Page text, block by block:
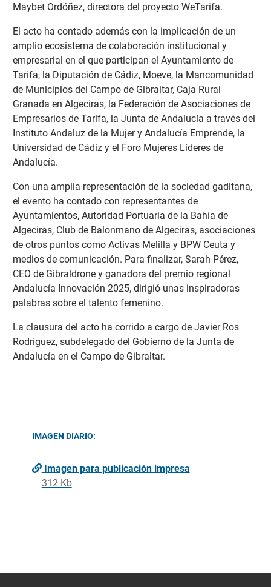
Maybet Ordóñez, directora del proyecto WeTarifa.
El acto ha contado además con la implicación de un
amplio ecosistema de colaboración institucional y
empresarial en el que participan el Ayuntamiento de
Tarifa, la Diputación de Cádiz, Moeve, la Mancomunidad
de Municipios del Campo de Gibraltar, Caja Rural
Granada en Algeciras, la Federación de Asociaciones de
Empresarios de Tarifa, la Junta de Andalucía a través del
Instituto Andaluz de la Mujer y Andalucía Emprende, la
Universidad de Cádiz y el Foro Mujeres Líderes de
Andalucía.
Con una amplia representación de la sociedad gaditana,
el evento ha contado con representantes de
Ayuntamientos, Autoridad Portuaria de la Bahía de
Algeciras, Club de Balonmano de Algeciras, asociaciones
de otros puntos como Activas Melilla y BPW Ceuta y
medios de comunicación. Para finalizar, Sarah Pérez,
CEO de Gibraldrone y ganadora del premio regional
Andalucía Innovación 2025, dirigió unas inspiradoras
palabras sobre el talento femenino.
La clausura del acto ha corrido a cargo de Javier Ros
Rodríguez, subdelegado del Gobierno de la Junta de
Andalucía en el Campo de Gibraltar.
IMAGEN DIARIO:
Imagen para publicación impresa
312 Kb